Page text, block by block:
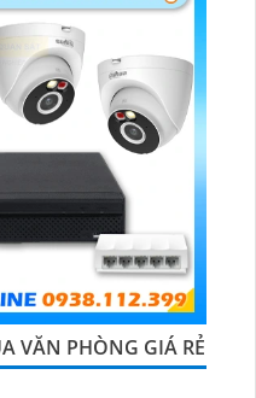
VĂN PHÒNG GIÁ RẺ